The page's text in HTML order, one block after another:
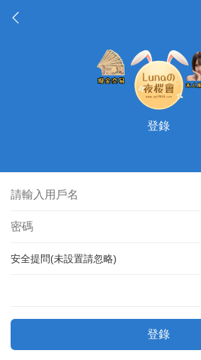
登錄
安全提問(未設置請忽略)
登錄